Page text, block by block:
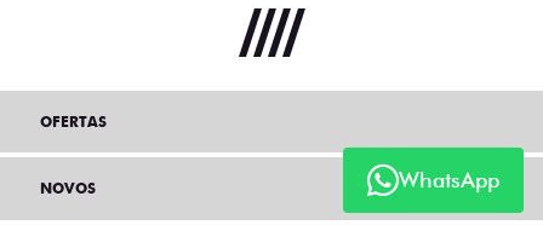
WhatsApp
OFERTAS
NOVOS